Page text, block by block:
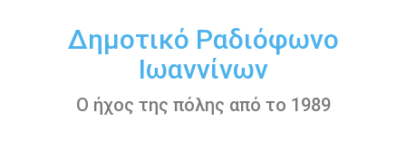
περιεχόμενοΔημοτικό Ραδιόφωνο
Ιωαννίνων
Ο ήχος της πόλης από το 1989